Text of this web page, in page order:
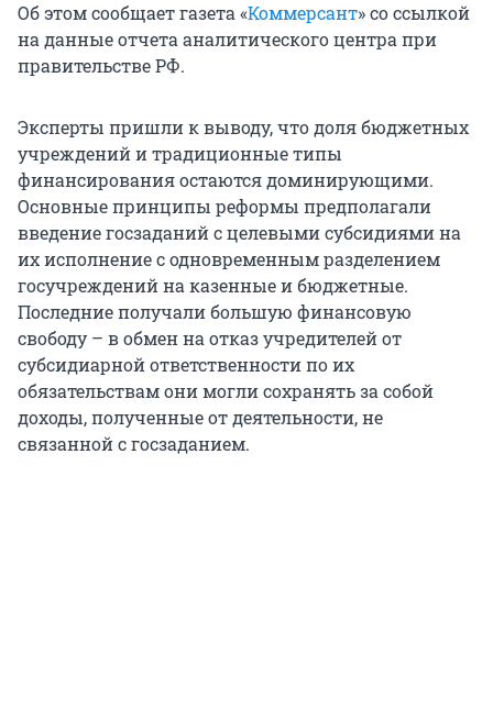
Об этом сообщает газета «Коммерсант» со ссылкой
на данные отчета аналитического центра при
правительстве РФ.
Эксперты пришли к выводу, что доля бюджетных
учреждений и традиционные типы
финансирования остаются доминирующими.
Основные принципы реформы предполагали
введение госзаданий с целевыми субсидиями на
их исполнение с одновременным разделением
госучреждений на казенные и бюджетные.
Последние получали большую финансовую
свободу – в обмен на отказ учредителей от
субсидиарной ответственности по их
обязательствам они могли сохранять за собой
доходы, полученные от деятельности, не
связанной с госзаданием.